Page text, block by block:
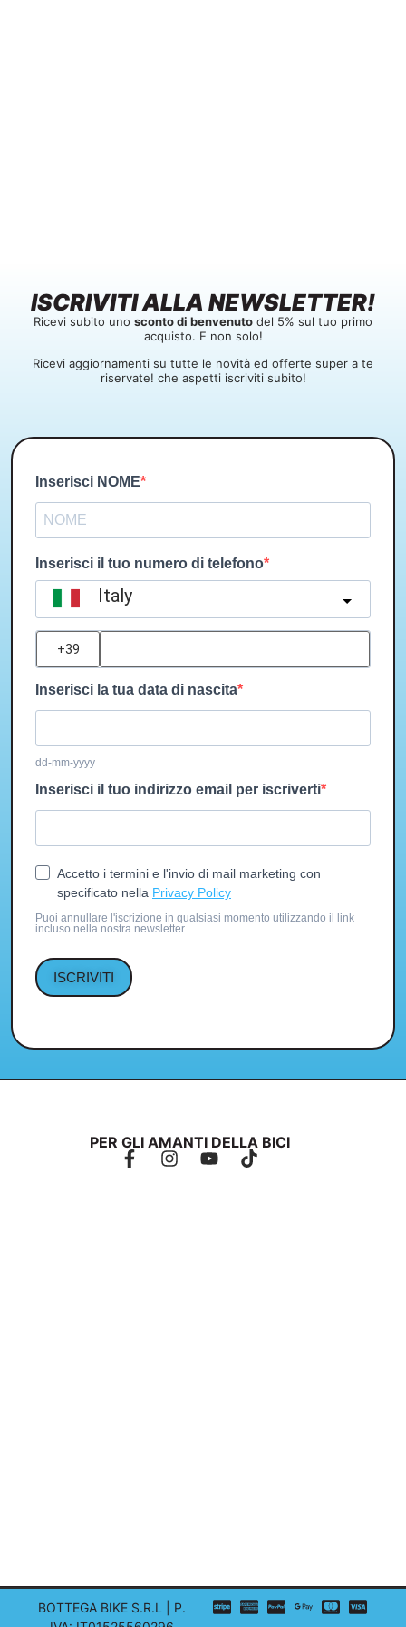
ISCRIVITI ALLA NEWSLETTER!
Ricevi subito uno sconto di benvenuto del 5% sul tuo primo
acquisto. E non solo!
Ricevi aggiornamenti su tutte le novità ed offerte super a te
riservate! che aspetti iscriviti subito!
Inserisci NOME
Inserisci il tuo numero di telefono
Italy
Inserisci la tua data di nascita
dd-mm-yyyy
Inserisci il tuo indirizzo email per iscriverti
Accetto i termini e l'invio di mail marketing con
specificato nella Privacy Policy
Puoi annullare l'iscrizione in qualsiasi momento utilizzando il link
incluso nella nostra newsletter.
ISCRIVITI
PER GLI AMANTI DELLA BICI
BOTTEGA BIKE S.R.L | P.